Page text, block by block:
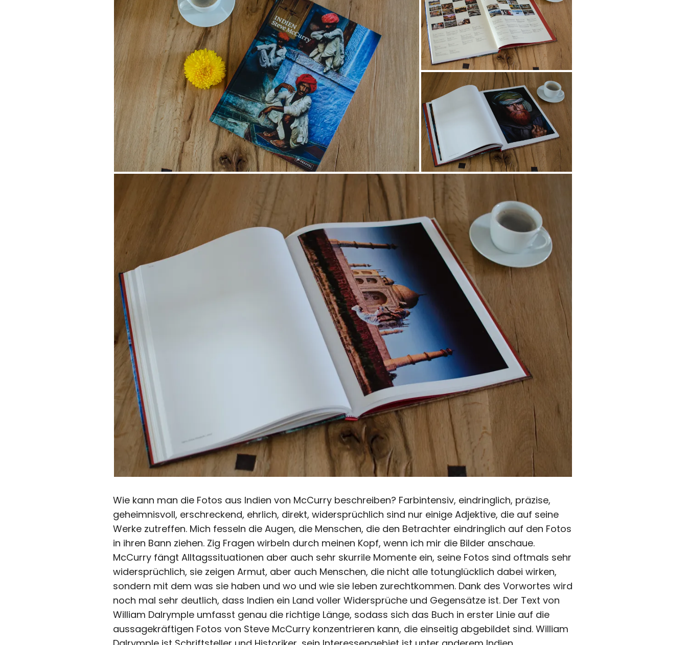
Wie kann man die Fotos aus Indien von McCurry beschreiben? Farbintensiv, eindringlich, präzise,
geheimnisvoll, erschreckend, ehrlich, direkt, widersprüchlich sind nur einige Adjektive, die auf seine
Werke zutreffen. Mich fesseln die Augen, die Menschen, die den Betrachter eindringlich auf den Fotos
in ihren Bann ziehen. Zig Fragen wirbeln durch meinen Kopf, wenn ich mir die Bilder anschaue.
McCurry fängt Alltagssituationen aber auch sehr skurrile Momente ein, seine Fotos sind oftmals sehr
widersprüchlich, sie zeigen Armut, aber auch Menschen, die nicht alle totunglücklich dabei wirken,
sondern mit dem was sie haben und wo und wie sie leben zurechtkommen. Dank des Vorwortes wird
noch mal sehr deutlich, dass Indien ein Land voller Widersprüche und Gegensätze ist. Der Text von
William Dalrymple umfasst genau die richtige Länge, sodass sich das Buch in erster Linie auf die
aussagekräftigen Fotos von Steve McCurry konzentrieren kann, die einseitig abgebildet sind. William